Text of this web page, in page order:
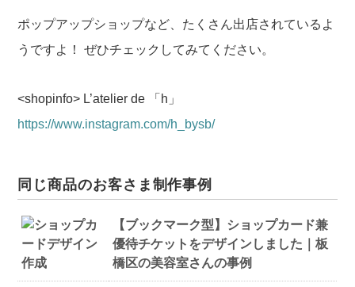
ポップアップショップなど、たくさん出店されているよ
うですよ！
ぜひチェックしてみてください。
<shopinfo> L’atelier de 「h」
https://www.instagram.com/h_bysb/
同じ商品のお客さま制作事例
【ブックマーク型】ショップカード兼
優待チケットをデザインしました｜板
橋区の美容室さんの事例